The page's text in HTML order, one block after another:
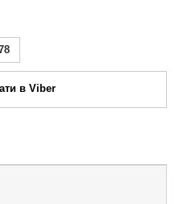
в Viber